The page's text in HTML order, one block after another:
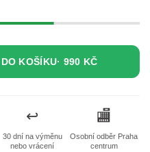
KOŠÍKU· 990 KČ
↩️
30 dní na výměnu
nebo vrácení
🏬
Osobní odběr Praha
centrum